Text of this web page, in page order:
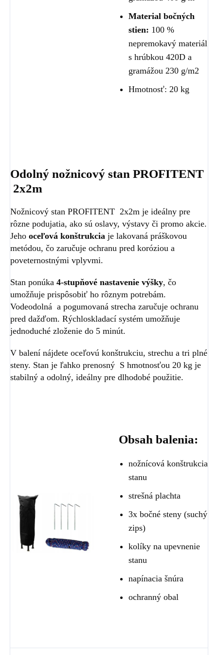
Material bočných
stien: 100 %
nepremokavý materiál
s hrúbkou 420D a
gramážou 230 g/m2
Hmotnosť: 20 kg
Odolný nožnicový stan PROFITENT
2x2m
Nožnicový stan PROFITENT 2x2m je ideálny pre
rôzne podujatia, ako sú oslavy, výstavy či promo akcie.
Jeho oceľová konštrukcia je lakovaná práškovou
metódou, čo zaručuje ochranu pred koróziou a
poveternostnými vplyvmi.
Stan ponúka 4-stupňové nastavenie výšky, čo
umožňuje prispôsobiť ho rôznym potrebám.
Vodeodolná a pogumovaná strecha zaručuje ochranu
pred dažďom. Rýchloskladací systém umožňuje
jednoduché zloženie do 5 minút.
V balení nájdete oceľovú konštrukciu, strechu a tri plné
steny. Stan je ľahko prenosný S hmotnosťou 20 kg je
stabilný a odolný, ideálny pre dlhodobé použitie.
Obsah balenia:
nožnícová konštrukcia
stanu
strešná plachta
3x bočné steny (suchý
zips)
kolíky na upevnenie
stanu
napínacia šnúra
ochranný obal